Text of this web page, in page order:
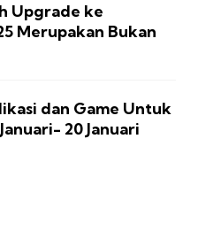
Upgrade ke
Merupakan Bukan
dan Game Untuk
20 Januari